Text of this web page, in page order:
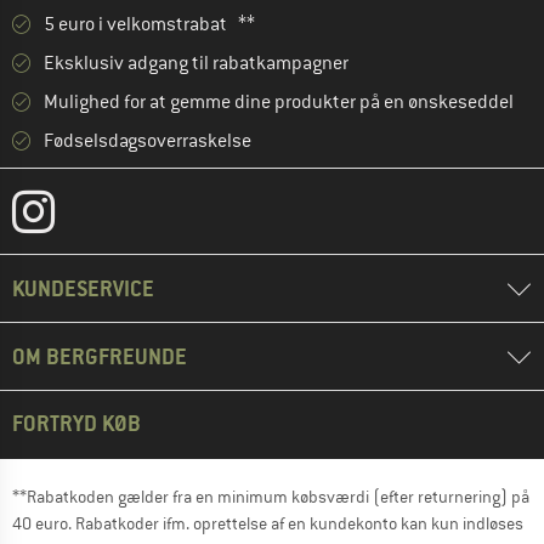
5 euro i velkomstrabat **
Eksklusiv adgang til rabatkampagner
Mulighed for at gemme dine produkter på en ønskeseddel
Fødselsdagsoverraskelse
KUNDESERVICE
OM BERGFREUNDE
FORTRYD KØB
**Rabatkoden gælder fra en minimum købsværdi (efter returnering) på
40 euro. Rabatkoder ifm. oprettelse af en kundekonto kan kun indløses